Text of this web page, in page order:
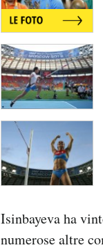
Isinbayeva ha
numerose altre